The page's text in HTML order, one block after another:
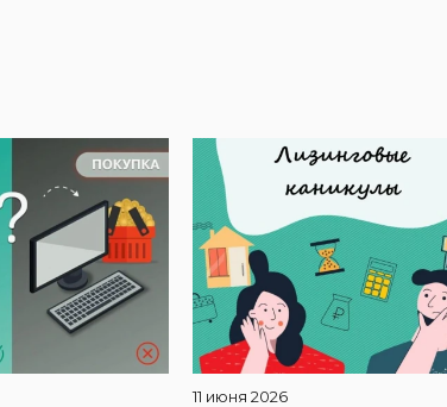
11 июня 2026